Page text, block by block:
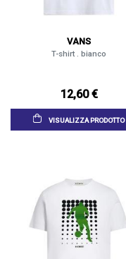
VANS
T-shirt . bianco
12,60 €
VISUALIZZA PRODOTTO